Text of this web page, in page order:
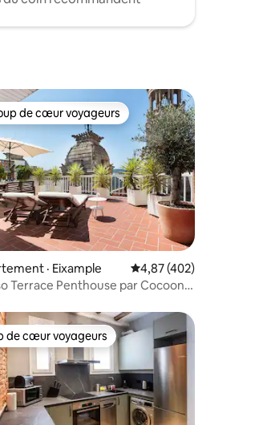
sur 5, 1 315 commentaires
de cœur voyageurs parmi les plus aimés
de cœur voyageurs
· Eixample Note moyenne de
4,87 (402)
Terrace Penthouse par Cocoon
de cœur voyageurs
de cœur voyageurs